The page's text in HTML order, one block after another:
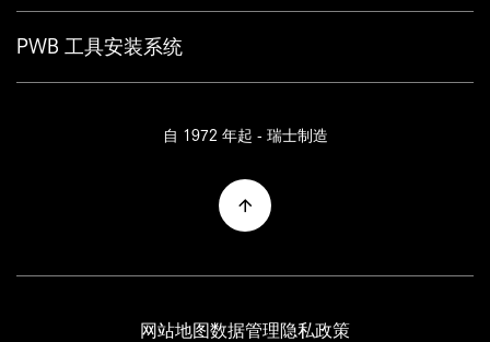
PWB 工具安装系统
自 1972 年起 - 瑞士制造
网站地图数据管理隐私政策